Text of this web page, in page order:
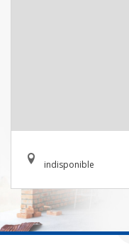
indisponible